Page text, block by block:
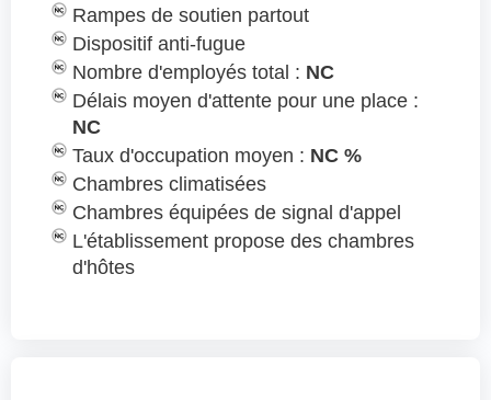
Rampes de soutien partout
Dispositif anti-fugue
Nombre d'employés total : NC
Délais moyen d'attente pour une place :
NC
Taux d'occupation moyen : NC %
Chambres climatisées
Chambres équipées de signal d'appel
L'établissement propose des chambres
d'hôtes